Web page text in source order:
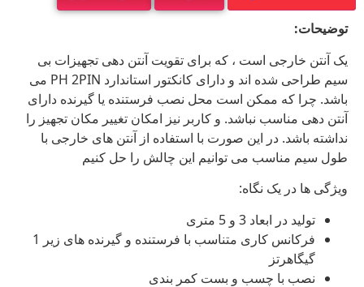
توضیحات:
یک آنتن خارجی است ، که برای تقویت آنتن دهی تجهیزات بی
سیم طراحی شده اند و دارای کانکتور استاندارد PH 2PIN می
باشد. چرا که ممکن است محل نصب فرستنده یا گیرنده دارای
آنتن دهی مناسب نباشد. و کاربر نیز امکان تغییر مکان تجهیز را
نداشته باشد. در این صورت با استفاده از آنتن های خارجی با
طول سیم مناسب می توانیم این چالش را حل کنیم
ویژگی ها در یک نگاه:
تولید در ابعاد 3 و 5 متری
فرکانس کاری متناسب با فرستنده و گیرنده های زیر 1
گیگاهرتز
نصب با چسب و بست کمر بندی